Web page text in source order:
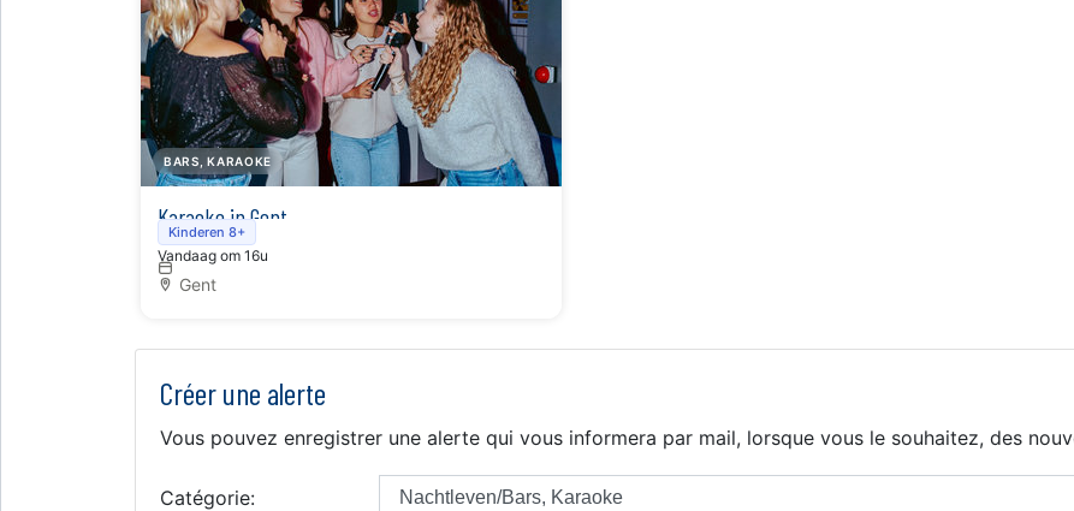
BARS, KARAOKE
Karaoke in Gent
Kinderen 8+
Vandaag om 16u
Gent
Créer une alerte
Vous pouvez enregistrer une alerte qui vous informera par mail, lorsque vous le souhaitez, des
Catégorie: